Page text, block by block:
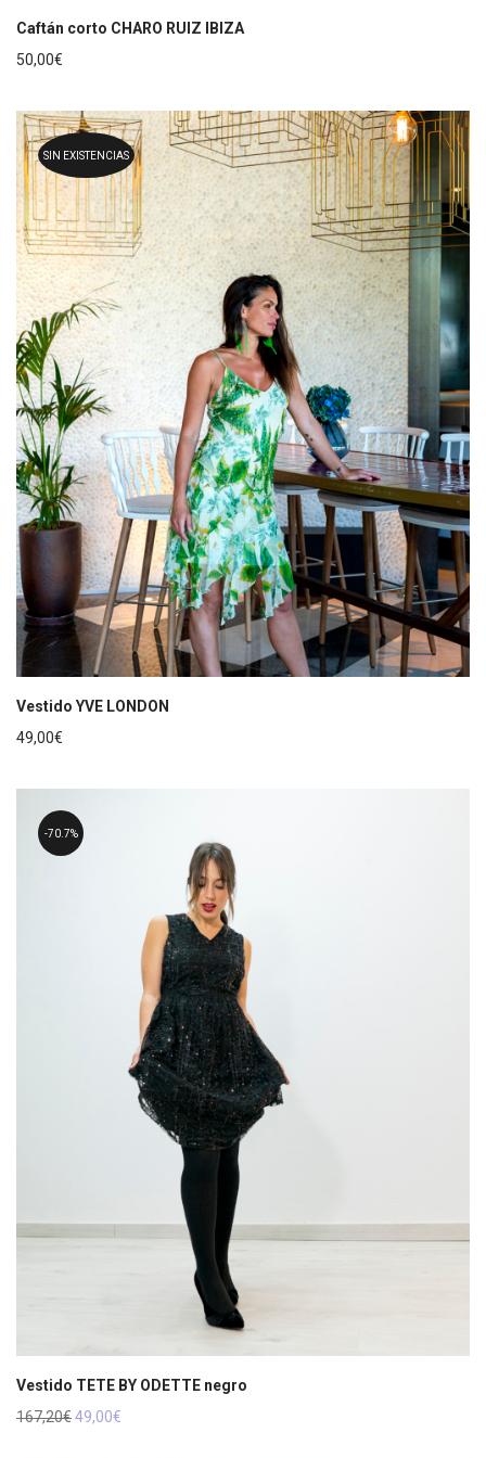
Caftán corto CHARO RUIZ IBIZA
50,00€
SIN EXISTENCIAS
Vestido YVE LONDON
49,00€
70.7%
Vestido TETE BY ODETTE negro
167,20€El
49,00€